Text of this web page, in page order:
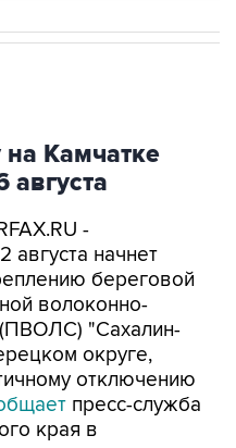
на Камчатке
августа
-
августа начнет
береговой
волоконно-
(ПВОЛС) "Сахалин-
округе,
отключению
пресс-служба
края в